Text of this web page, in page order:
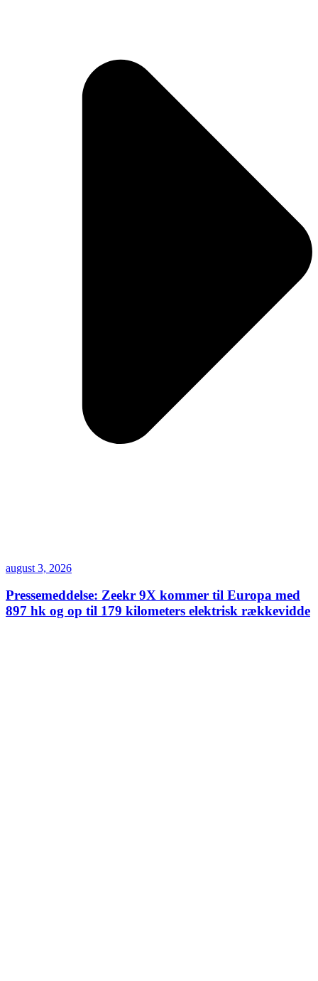
august 3, 2026
Pressemeddelse: Zeekr 9X kommer til Europa med
897 hk og op til 179 kilometers elektrisk rækkevidde